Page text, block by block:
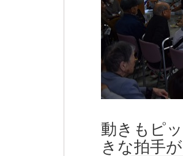
動きもピ
きな拍手